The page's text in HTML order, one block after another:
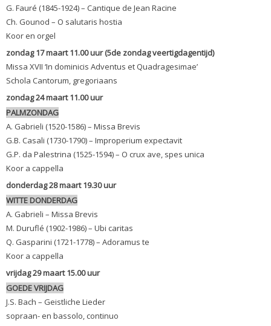
G. Fauré (1845-1924) – Cantique de Jean Racine
Ch. Gounod – O salutaris hostia
Koor en orgel
zondag 17 maart 11.00 uur (5de zondag veertigdagentijd)
Missa XVII ‘In dominicis Adventus et Quadragesimae’
Schola Cantorum, gregoriaans
zondag 24 maart 11.00 uur
PALMZONDAG
A. Gabrieli (1520-1586) – Missa Brevis
G.B. Casali (1730-1790) – Improperium expectavit
G.P. da Palestrina (1525-1594) – O crux ave, spes unica
Koor a cappella
donderdag 28 maart 19.30 uur
WITTE DONDERDAG
A. Gabrieli – Missa Brevis
M. Duruflé (1902-1986) – Ubi caritas
Q. Gasparini (1721-1778) – Adoramus te
Koor a cappella
vrijdag 29 maart 15.00 uur
GOEDE VRIJDAG
J.S. Bach – Geistliche Lieder
sopraan- en bassolo, continuo